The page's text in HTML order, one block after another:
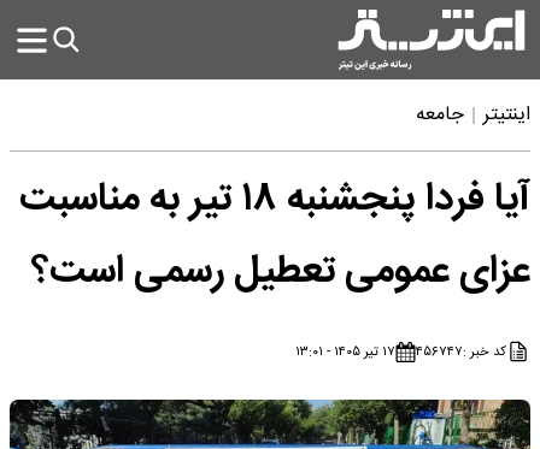
اینتیتر جامعه
آیا فردا پنجشنبه ۱۸ تیر به مناسبت
عزای عمومی تعطیل رسمی است؟
کد خبر :۴۵۶۷۴۷ ۱۷ تیر ۱۴۰۵ - ۱۳:۰۱